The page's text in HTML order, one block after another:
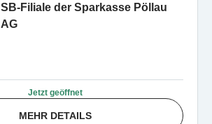
SB-Filiale der Sparkasse Pöllau
AG
Jetzt geöffnet
MEHR DETAILS